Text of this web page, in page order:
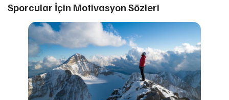
Sporcular İçin Motivasyon Sözleri